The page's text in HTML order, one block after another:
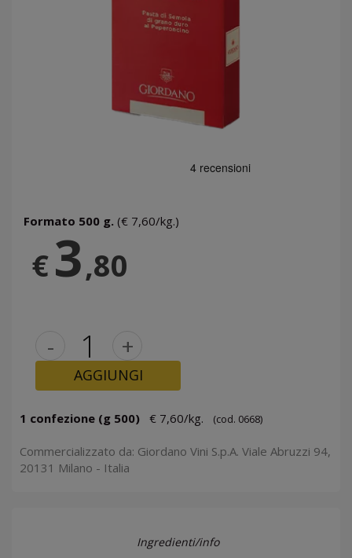
Formato 500 g. (€ 7,60/kg.)
€3,80
- +
AGGIUNGI
1 confezione (g 500) € 7,60/kg. (cod. 0668)
Commercializzato da: Giordano Vini S.p.A. Viale Abruzzi 94,
20131 Milano - Italia
Ingredienti/info